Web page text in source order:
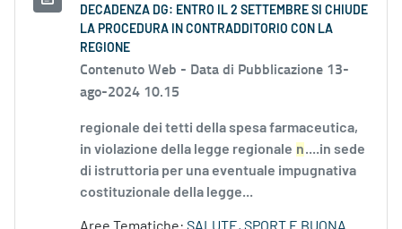
DECADENZA DG: ENTRO IL 2 SETTEMBRE SI CHIUDE
LA PROCEDURA IN CONTRADDITORIO CON LA
REGIONE
Contenuto Web - Data di Pubblicazione 13-
ago-2024 10.15
regionale dei tetti della spesa farmaceutica,
in violazione della legge regionale n....in sede
di istruttoria per una eventuale impugnativa
costituzionale della legge...